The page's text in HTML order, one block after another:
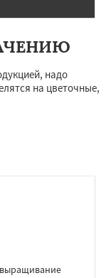
надо
на цветочные,
выращивание